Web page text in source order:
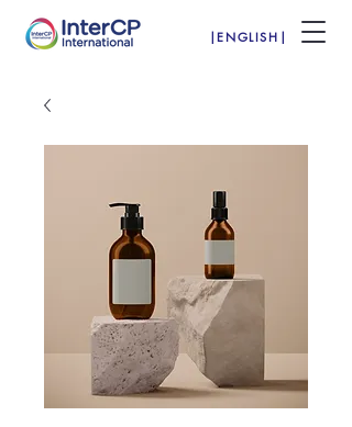
|ENGLISH|